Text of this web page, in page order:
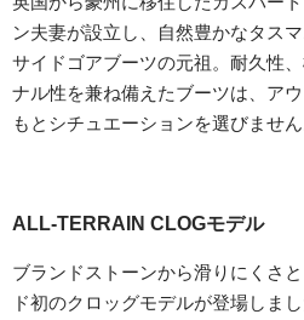
ン夫妻が設立し、自然豊かなタス
サイドゴアブーツの元祖。耐久性
ナル性を兼ね備えたブーツは、ア
もとシチュエーションを選びません
ALL-TERRAIN CLOGモデル
ブランドストーンから滑りにくさ
ド初のクロッグモデルが登場しま